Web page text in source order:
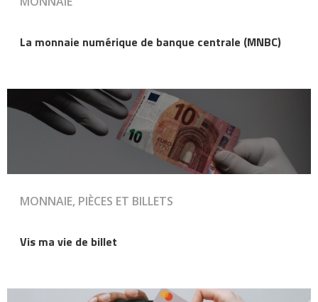
La monnaie numérique de banque centrale (MNBC)
MONNAIE, PIÈCES ET BILLETS
Vis ma vie de billet